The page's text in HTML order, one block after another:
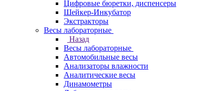
Цифровые бюретки, диспенсеры
Шейкер-Инкубатор
Экстракторы
Весы лабораторные
Назад
Весы лабораторные
Автомобильные весы
Анализаторы влажности
Аналитические весы
Динамометры